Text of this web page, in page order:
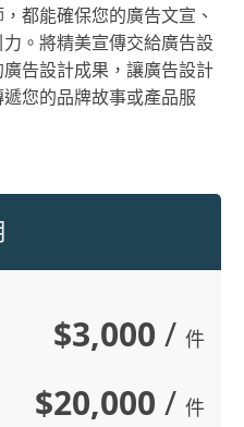
都能確保您的廣告文宣、
。將精美宣傳交給廣告設
告設計成果，讓廣告設計
您的品牌故事或產品服
$3,000 / 件
$20,000 / 件